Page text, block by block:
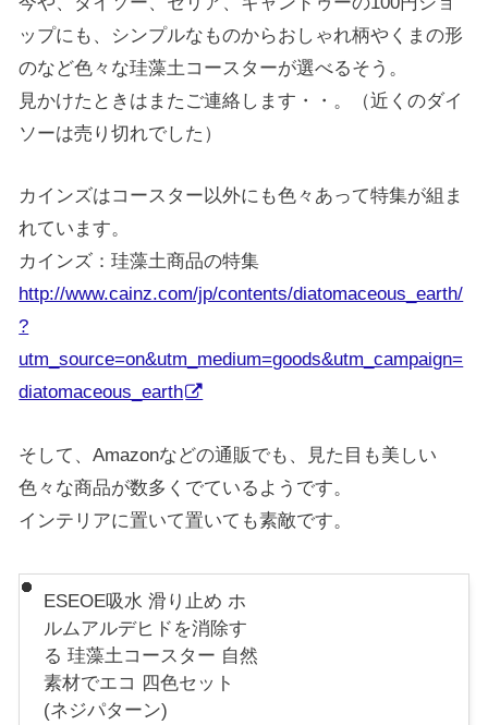
ップにも、シンプルなものからおしゃれ柄やくまの形
のなど色々な珪藻土コースターが選べるそう。
見かけたときはまたご連絡します・・。（近くのダイ
ソーは売り切れでした）
カインズはコースター以外にも色々あって特集が組ま
れています。
カインズ：珪藻土商品の特集
http://www.cainz.com/jp/contents/diatomaceous_earth/
?
utm_source=on&utm_medium=goods&utm_campaign=
diatomaceous_earth
そして、Amazonなどの通販でも、見た目も美しい
色々な商品が数多くでているようです。
インテリアに置いて置いても素敵です。
ESEOE吸水 滑り止め ホ
ルムアルデヒドを消除す
る 珪藻土コースター 自然
素材でエコ 四色セット
(ネジパターン)